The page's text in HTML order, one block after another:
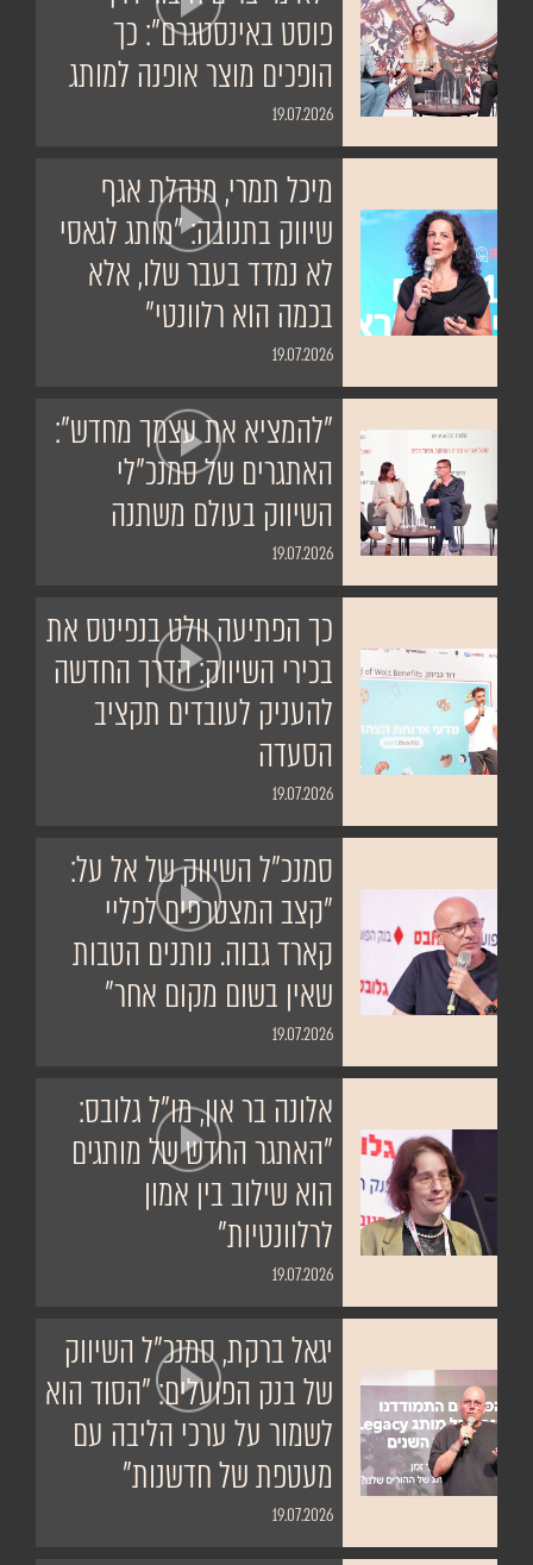
פוסט באינסטגרם": כך
הופכים מוצר אופנה למותג
19.07.2026
מיכל תמרי, מנהלת אגף
שיווק בתנובה: "מותג לגאסי
לא נמדד בעבר שלו, אלא
בכמה הוא רלוונטי"
19.07.2026
"להמציא את עצמך מחדש":
האתגרים של סמנכ"לי
השיווק בעולם משתנה
19.07.2026
כך הפתיעה וולט בנפיטס את
בכירי השיווק: הדרך החדשה
להעניק לעובדים תקציב
הסעדה
19.07.2026
סמנכ״ל השיווק של אל על:
״קצב המצטרפים לפליי
קארד גבוה. נותנים הטבות
שאין בשום מקום אחר״
19.07.2026
אלונה בר און, מו"ל גלובס:
"האתגר החדש של מותגים
הוא שילוב בין אמון
לרלוונטיות"
19.07.2026
יגאל ברקת, סמנכ"ל השיווק
של בנק הפועלים: "הסוד הוא
לשמור על ערכי הליבה עם
מעטפת של חדשנות"
19.07.2026